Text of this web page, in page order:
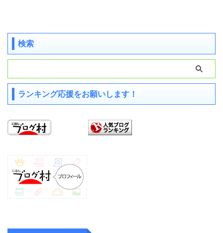
検索
ランキング応援をお願いします！